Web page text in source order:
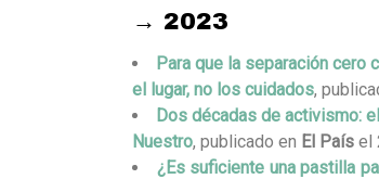
→ 2023
Para que la separación cero
el lugar, no los cuidados,
Dos décadas de activismo:
Nuestro, publicado en El País el
¿Es suficiente una pastilla